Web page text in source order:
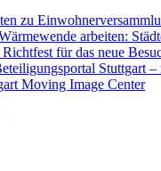
zu
arbeiten:
für das neue
Stuttgart –
Moving Image Center